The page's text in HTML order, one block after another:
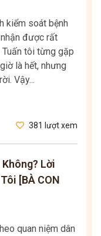
kiểm soát bệnh
được rất
tôi từng gặp
là hết, nhưng
Vậy...
381 lượt xem
Lời
[BÀ CON
quan niệm dân